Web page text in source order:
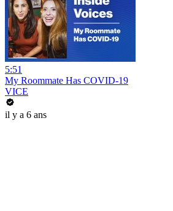
5:51
My Roommate Has COVID-19
VICE
il y a 6 ans